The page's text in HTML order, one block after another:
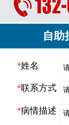
自助
*姓名
*联系方式
*病情描述